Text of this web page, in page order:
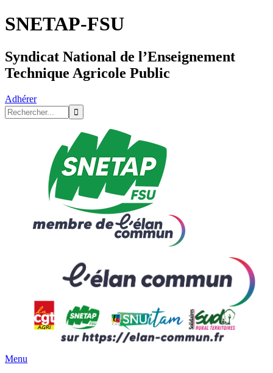
SNETAP-FSU
Syndicat National de l’Enseignement
Technique Agricole Public
Adhérer
Menu